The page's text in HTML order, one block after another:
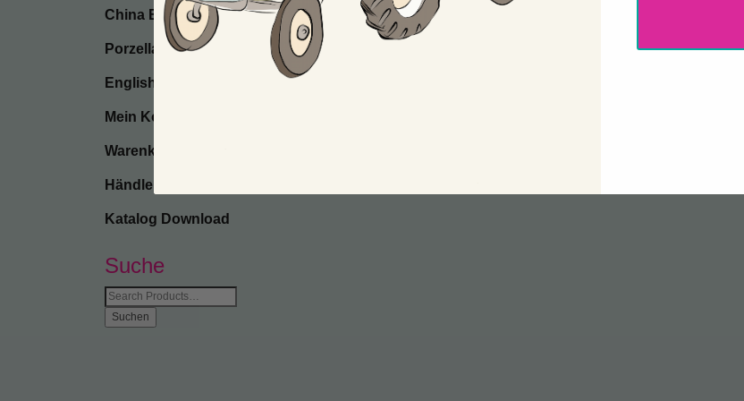
China Bone
Porzellan
English
Mein Konto
Warenkorb
Händler-Anmeldung
Katalog Download
Suche
Suche
nach: